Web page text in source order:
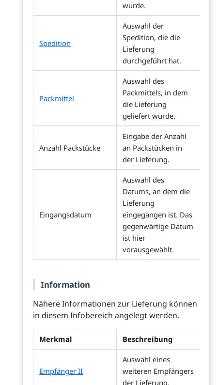
wurde.
Spedition
Auswahl der
Spedition, die die
Lieferung
durchgeführt hat.
Packmittel
Auswahl des
Packmittels, in dem
die Lieferung
geliefert wurde.
Anzahl Packstücke
Eingabe der Anzahl
an Packstücken in
der Lieferung.
Eingangsdatum
Auswahl des
Datums, an dem die
Lieferung
eingegangen ist. Das
gegenwärtige Datum
ist hier
vorausgewählt.
Information
Nähere Informationen zur Lieferung können
in diesem Infobereich angelegt werden.
Merkmal Beschreibung
Empfänger II
Auswahl eines
weiteren Empfängers
der Lieferung.